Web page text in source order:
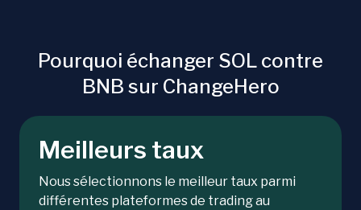
Pourquoi échanger SOL contre
BNB sur ChangeHero
Meilleurs taux
Nous sélectionnons le meilleur taux parmi
différentes plateformes de trading au